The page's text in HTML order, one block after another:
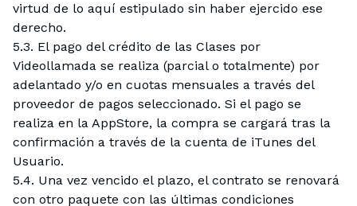
virtud de lo aquí estipulado sin haber ejercido ese
derecho.
5.3. El pago del crédito de las Clases por
Videollamada se realiza (parcial o totalmente) por
adelantado y/o en cuotas mensuales a través del
proveedor de pagos seleccionado. Si el pago se
realiza en la AppStore, la compra se cargará tras la
confirmación a través de la cuenta de iTunes del
Usuario.
5.4. Una vez vencido el plazo, el contrato se renovará
con otro paquete con las últimas condiciones